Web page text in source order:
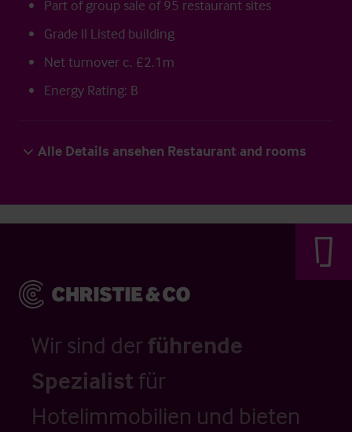
Part of group sale of 95 restaurant sites
Grade II Listed building
Net turnover c. £2.1m
Energy Rating: B
Alle Details ansehen Restaurant and rooms
Wir sind der führende
Spezialistfür
Hotelimmobilien und bieten